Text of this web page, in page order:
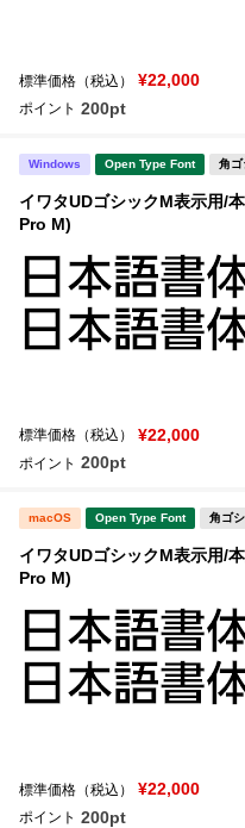
標準価格（税込） ¥22,000
ポイント 200pt
Windows Open Type Font 角ゴ
イワタUDゴシックM表示用/
Pro M)
標準価格（税込） ¥22,000
ポイント 200pt
macOS Open Type Font 角ゴ
イワタUDゴシックM表示用/
Pro M)
標準価格（税込） ¥22,000
ポイント 200pt